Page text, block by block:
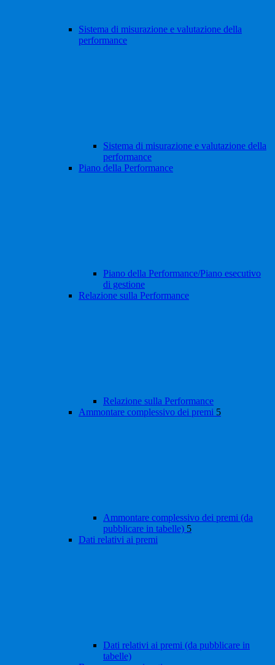
Sistema di misurazione e valutazione della
performance
Sistema di misurazione e valutazione della
performance
Piano della Performance
Piano della Performance/Piano esecutivo
di gestione
Relazione sulla Performance
Relazione sulla Performance
Ammontare complessivo dei premi 5
Ammontare complessivo dei premi (da
pubblicare in tabelle) 5
Dati relativi ai premi
Dati relativi ai premi (da pubblicare in
tabelle)